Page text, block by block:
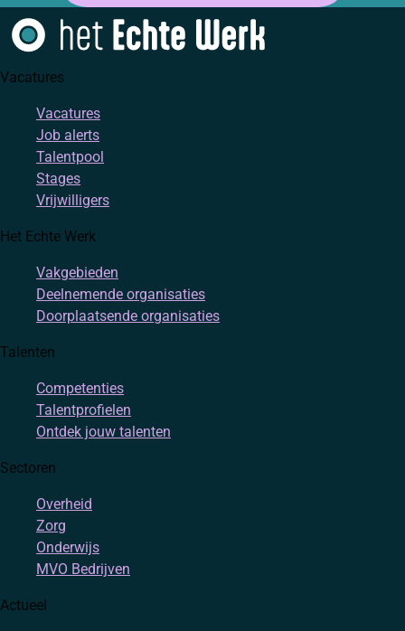
Vacatures
Vacatures
Job alerts
Talentpool
Stages
Vrijwilligers
Het Echte Werk
Vakgebieden
Deelnemende organisaties
Doorplaatsende organisaties
Talenten
Competenties
Talentprofielen
Ontdek jouw talenten
Sectoren
Overheid
Zorg
Onderwijs
MVO Bedrijven
Actueel